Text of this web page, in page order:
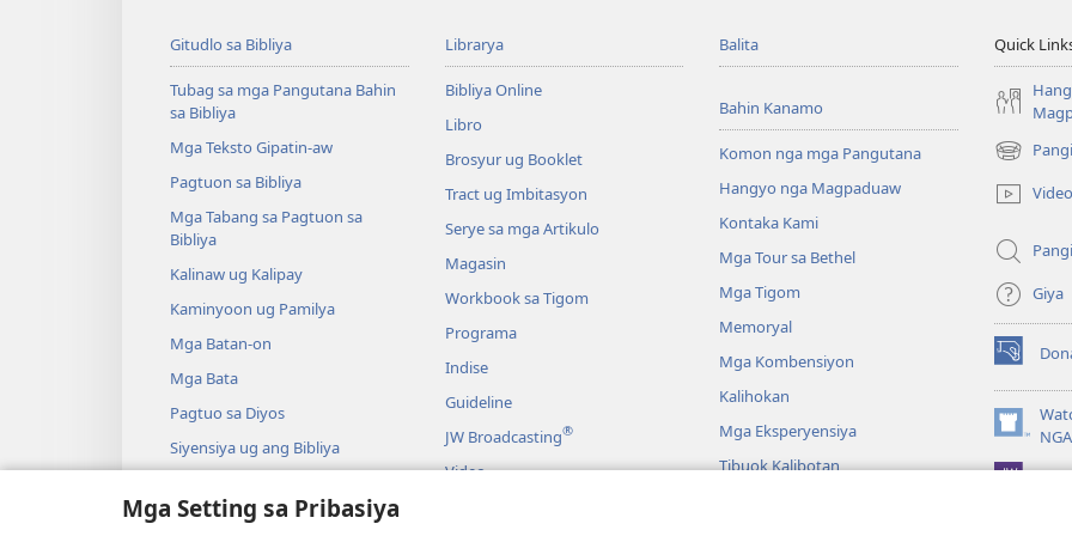
Mga Setting sa Pribasiya
Gitudlo sa Bibliya
Tubag sa mga Pangutana Bahin
sa Bibliya
Mga Teksto Gipatin-aw
Pagtuon sa Bibliya
Mga Tabang sa Pagtuon sa
Bibliya
Kalinaw ug Kalipay
Kaminyoon ug Pamilya
Mga Batan-on
Mga Bata
Pagtuo sa Diyos
Siyensiya ug ang Bibliya
Librarya
Bibliya Online
Libro
Brosyur ug Booklet
Tract ug Imbitasyon
Serye sa mga Artikulo
Magasin
Workbook sa Tigom
Programa
Indise
Guideline
JW Broadcasting®
Video
Balita
Bahin Kanamo
Komon nga mga Pangutana
Hangyo nga Magpaduaw
Kontaka Kami
Mga Tour sa Bethel
Mga Tigom
Memoryal
Mga Kombensiyon
Kalihokan
Mga Eksperyensiya
Tibuok Kalibotan
Quick
(mo-
open
ug
ong
Video
Giya
(mo-
open
ug
bag-
window)
(mo-
open